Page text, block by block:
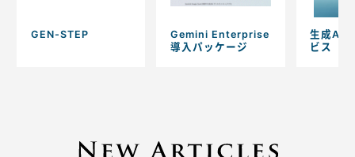
GEN-STEP
Gemini Enterprise
導入パッケージ
生成AI
ビス